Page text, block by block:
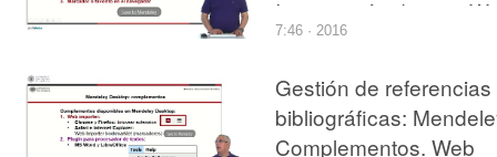
Importación directa,
Importer
7:46 · 2016
Gestión de referencias
bibliográficas:
Complementos. Web